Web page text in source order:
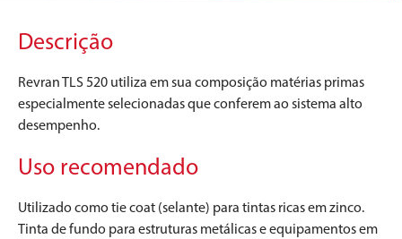
Descrição
Revran TLS 520 utiliza em sua composição matérias primas
especialmente selecionadas que conferem ao sistema alto
desempenho.
Uso recomendado
Utilizado como tie coat (selante) para tintas ricas em zinco.
Tinta de fundo para estruturas metálicas e equipamentos em